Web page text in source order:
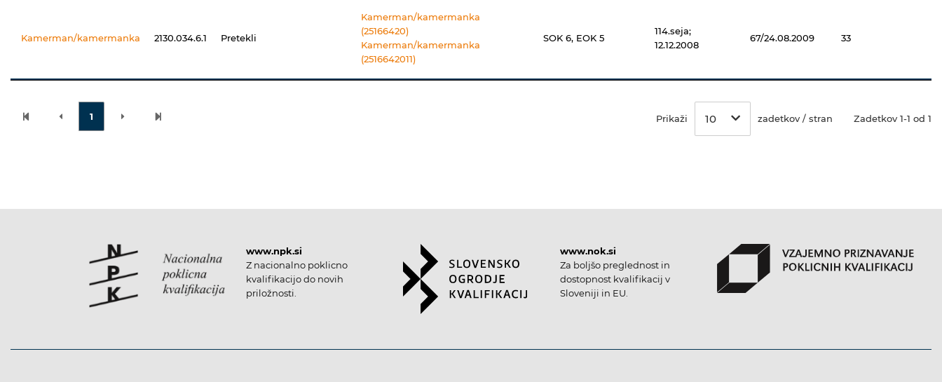
Kamerman/kamermanka 2130.034.6.1 Pretekli
Kamerman/kamermanka
(25166420)
Kamerman/kamermanka
(2516642011)
SOK 6, EOK 5
114.seja;
12.12.2008
67/24.08.2009 33
1 Prikaži 10 zadetkov / stran Zadetkov 1-1 od 1
www.npk.si
Z nacionalno poklicno
kvalifikacijo do novih
priložnosti.
www.nok.si
Za boljšo preglednost in
dostopnost kvalifikacij v
Sloveniji in EU.